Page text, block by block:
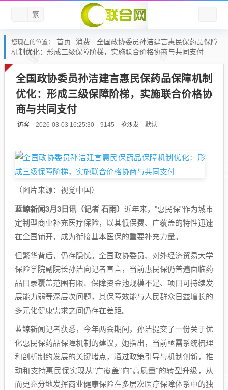
繁
您现在的位置： 首页 消费
全国政协委员孙洁建言惠民保药品保障
机制优化：形成三级保障阶梯，实施联合价格协商与共同支付
全国政协委员孙洁建言惠民保药品保障机制
优化：形成三级保障阶梯，实施联合价格协
商与共同支付
访客 2026-03-03 16:25:30 9145 抢沙发 默认
（图片来源：视觉中国）
蓝鲸新闻3月3日讯（记者 石雨） 近年来，"惠民保"作为城市
定制型商业补充医疗保险，以其低保费、广覆盖的特性迅速
在全国铺开，成为衔接基本医保的重要补充力量。
但繁华背后，仍存隐忧。全国政协委员、对外经济贸易大学
保险学院副院长孙洁向记者直言，当前惠民保仍普遍面临药
品目录覆盖范围有限、保障资金池规模不足、项目可持续发
展能力弱等深层次问题，其保障效能与人民群众日益增长的
多元化健康需求之间仍存在差距。
蓝鲸新闻记者获悉，今年两会期间，孙洁提交了一份关于优
化惠民保药品保障机制的建议，她指出，当前亟需系统梳理
和剖析制约发展的关键堵点，通过政策引导与机制创新，推
动和支持惠民保实现从"广覆盖"向"高质量"的转型升级，从
而更充分地发挥商业健康保险在多层次医疗保障体系中的独